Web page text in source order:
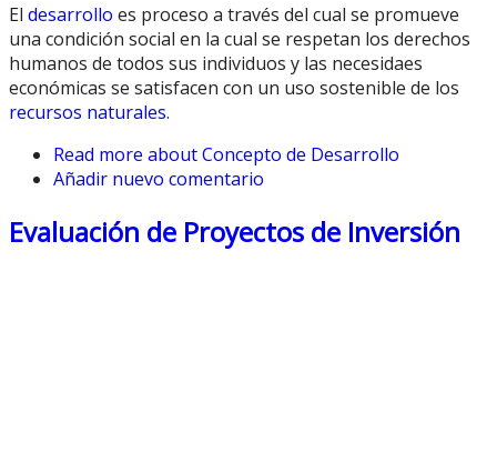
El desarrollo es proceso a través del cual se promueve
una condición social en la cual se respetan los derechos
humanos de todos sus individuos y las necesidaes
económicas se satisfacen con un uso sostenible de los
recursos naturales.
Read more about Concepto de Desarrollo
Añadir nuevo comentario
Evaluación de Proyectos de Inversión